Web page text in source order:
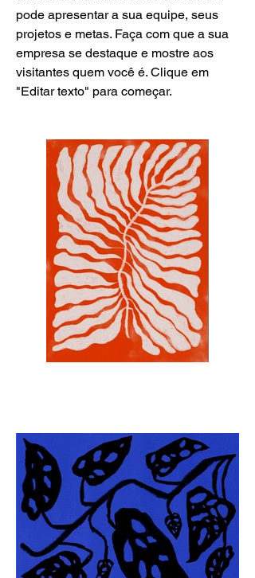
pode apresentar a sua equipe, seus
projetos e metas. Faça com que a sua
empresa se destaque e mostre aos
visitantes quem você é. Clique em
"Editar texto" para começar.